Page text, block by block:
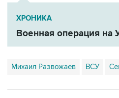
ХРОНИКА
Военная операция на
Михаил Развожаев ВСУ